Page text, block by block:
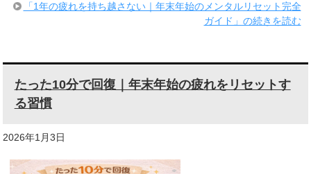
「1年の疲れを持ち越さない｜年末年始のメンタルリセット完全
ガイド」の続きを読む
たった10分で回復｜年末年始の疲れをリセットす
る習慣
2026年1月3日